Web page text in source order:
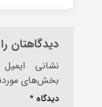
دیدگاهتان
نشانی
بخش‌های
دیدگاه *